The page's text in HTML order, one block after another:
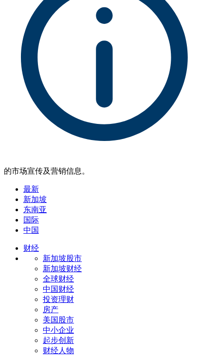
的市场宣传及营销信息。
最新
新加坡
东南亚
国际
中国
财经
新加坡股市
新加坡财经
全球财经
中国财经
投资理财
房产
美国股市
中小企业
起步创新
财经人物